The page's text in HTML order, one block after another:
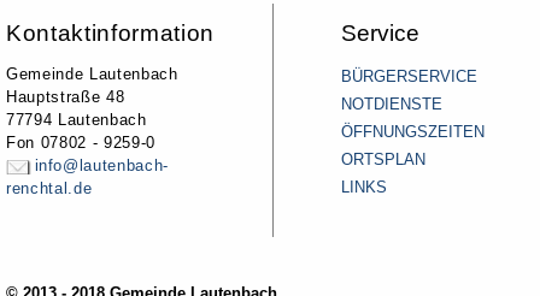
Kontaktinformation
Gemeinde Lautenbach
Hauptstraße 48
77794 Lautenbach
Fon 07802 - 9259-0
info@lautenbach-
renchtal.de
Service
BÜRGERSERVICE
NOTDIENSTE
ÖFFNUNGSZEITEN
ORTSPLAN
LINKS